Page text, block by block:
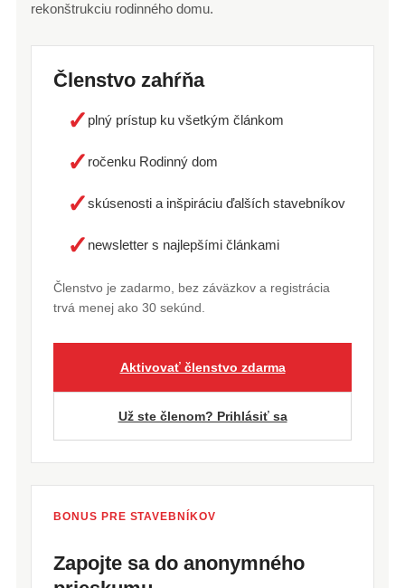
rekonštrukciu rodinného domu.
Členstvo zahŕňa
✓ plný prístup ku všetkým článkom
✓ ročenku Rodinný dom
✓skúsenosti a inšpiráciu ďalších stavebníkov
✓ newsletter s najlepšími článkami
Členstvo je zadarmo, bez záväzkov a registrácia
trvá menej ako 30 sekúnd.
Aktivovať členstvo zdarma
Už ste členom? Prihlásiť sa
BONUS PRE STAVEBNÍKOV
Zapojte sa do anonymného